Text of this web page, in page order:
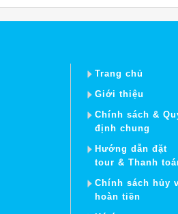
Trang chủ
Giới thiệu
Chính sách &
định chung
Hướng dẫn đặt
tour & Thanh
Chính sách hủy
hoàn tiền